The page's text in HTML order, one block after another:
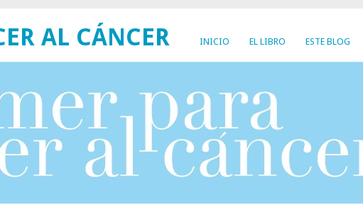
INICIO EL LIBRO ESTE BLOG
AL CÁNCER